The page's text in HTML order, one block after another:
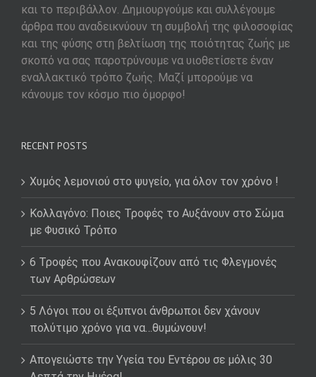
και το περιβάλλον. Δημιουργούμε και συλλέγουμε
άρθρα που αναδεικνύουν τη συμβολή της φιλοσοφίας
και της φύσης στη βελτίωση της ποιότητας ζωής με
σκοπό να σας παροτρύνουμε να υιοθετίσετε έναν
εναλλακτικό τρόπο ζωής. Μαζί μπορούμε να
κάνουμε τον κόσμο πιο όμορφο!
RECENT POSTS
Χυμός λεμονιού στο ψυγείο, για όλον τον χρόνο !
Κολλαγόνο: Ποιες Τροφές το Αυξάνουν στο Σώμα
με Φυσικό Τρόπο
6 Τροφές που Ανακουφίζουν από τις Φλεγμονές
των Αρθρώσεων
5 Λόγοι που οι έξυπνοι άνθρωποι δεν χάνουν
πολύτιμο χρόνο για να…θυμώνουν!
Απογειώστε την Υγεία του Εντέρου σε μόλις 30